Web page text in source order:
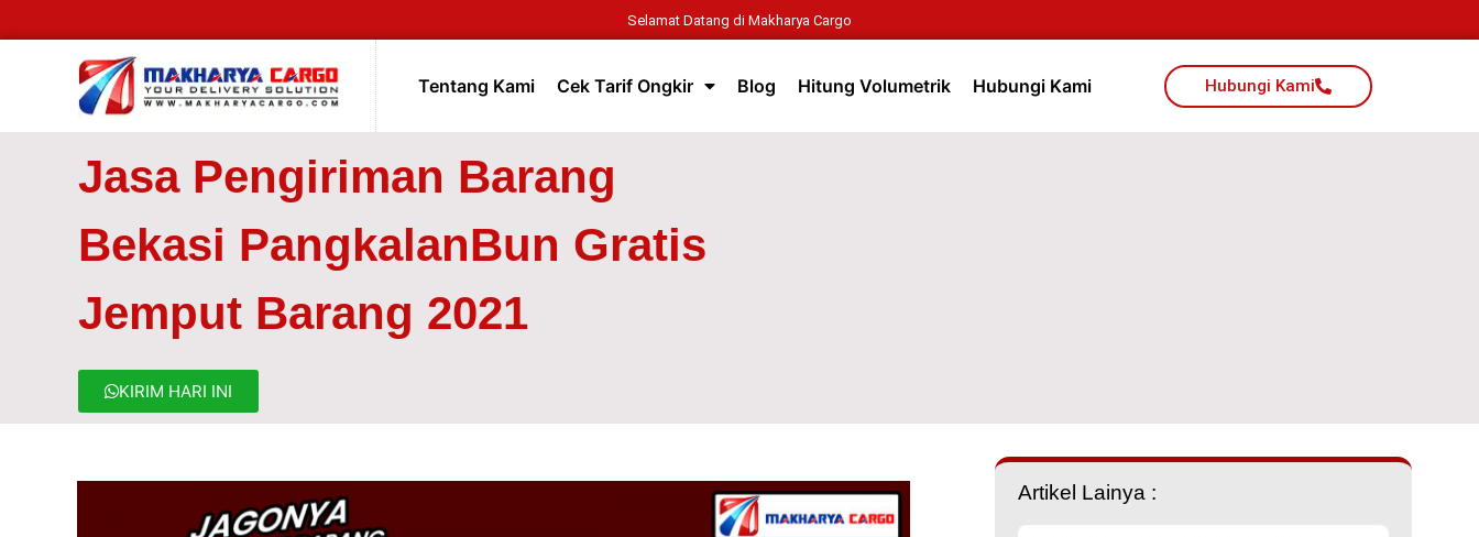
Selamat Datang di Makharya Cargo
Tentang Kami Cek Tarif Ongkir Blog Hitung Volumetrik Hubungi Kami Hubungi Kami
Jasa Pengiriman Barang
Bekasi PangkalanBun Gratis
Jemput Barang 2021
KIRIM HARI INI
Artikel Lainya :